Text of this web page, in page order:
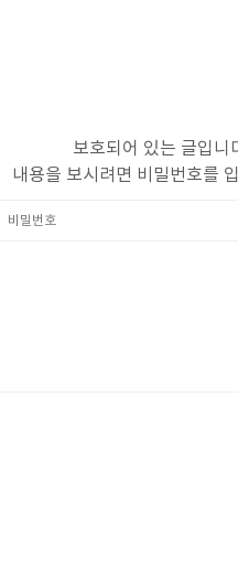
보호되어 있는 글입니
내용을 보시려면 비밀번호를